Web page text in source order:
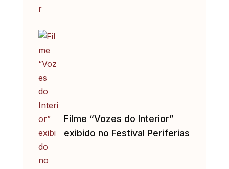
Filme “Vozes do Interior”
exibido no Festival Periferias